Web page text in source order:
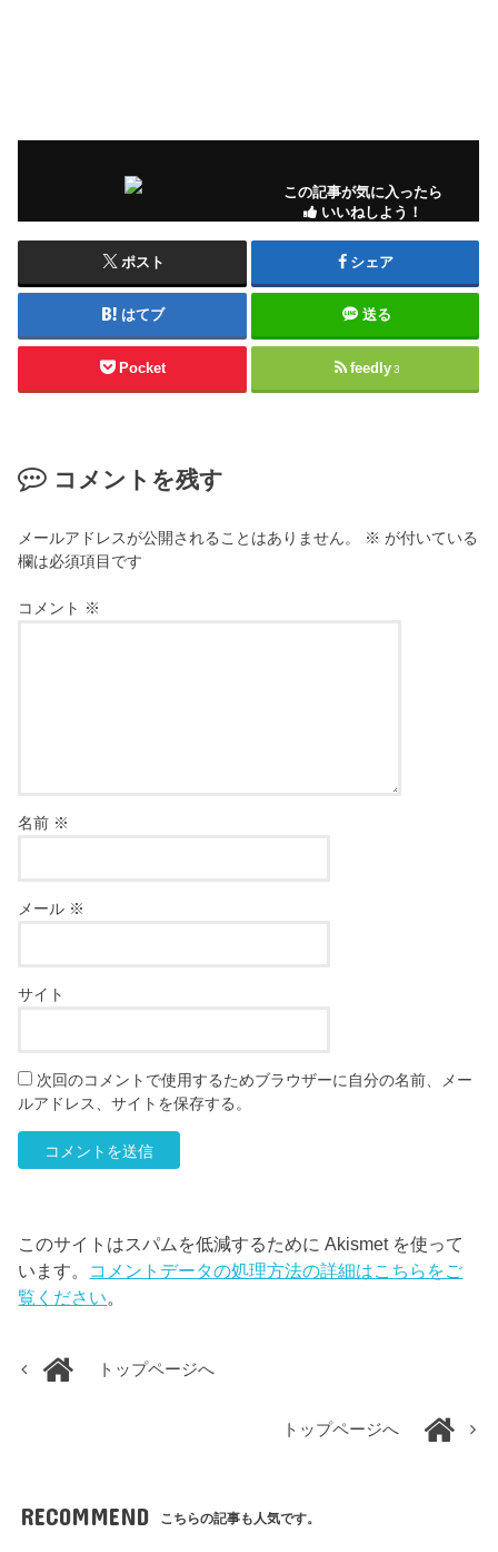
この記事が気に入ったら
いいねしよう！
ポスト シェア
はてブ 送る
Pocket feedly 3
コメントを残す
メールアドレスが公開されることはありません。 ※ が付いている
欄は必須項目です
コメント ※
名前 ※
メール ※
サイト
次回のコメントで使用するためブラウザーに自分の名前、メー
ルアドレス、サイトを保存する。
このサイトはスパムを低減するために Akismet を使って
います。 コメントデータの処理方法の詳細はこちらをご
覧ください。
トップページへ
トップページへ
RECOMMEND こちらの記事も人気です。